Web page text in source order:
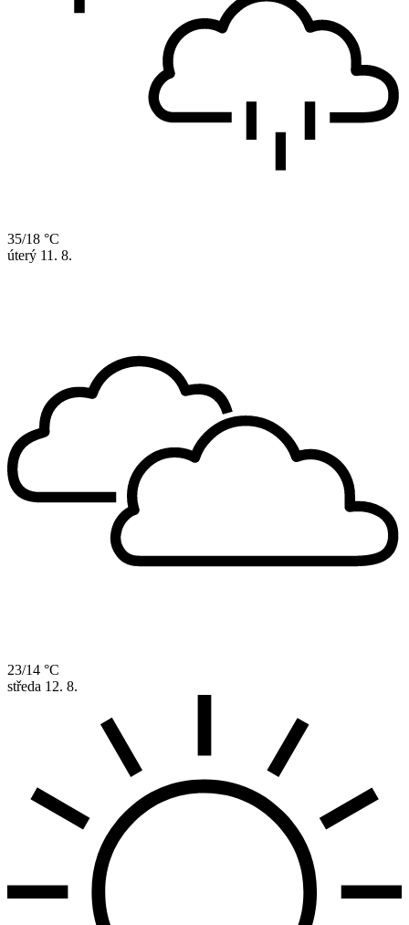
35/18 °C
úterý 11. 8.
23/14 °C
středa 12. 8.